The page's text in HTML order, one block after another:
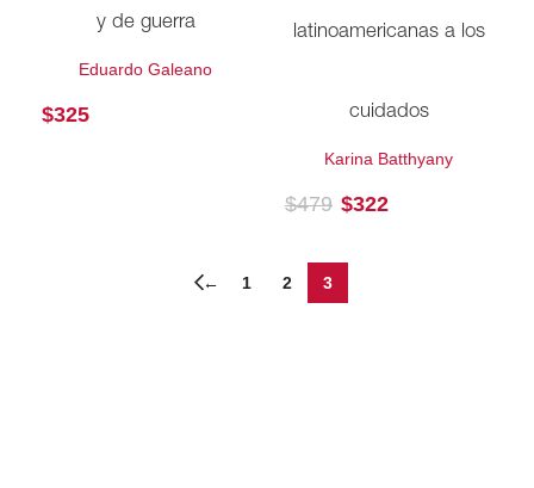
y de guerra
Eduardo Galeano
$325
latinoamericanas a los
cuidados
Karina Batthyany
$479 $322
← 1 2 3